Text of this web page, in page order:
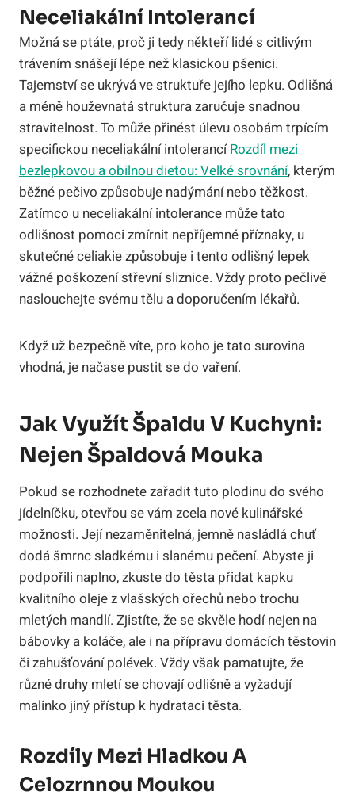
Neceliakální Intolerancí
Možná se ptáte, proč ji tedy někteří lidé s citlivým
trávením snášejí lépe než klasickou pšenici.
Tajemství se ukrývá ve struktuře jejího lepku. Odlišná
a méně houževnatá struktura zaručuje snadnou
stravitelnost. To může přinést úlevu osobám trpícím
specifickou neceliakální intolerancíRozdíl mezi
bezlepkovou a obilnou dietou: Velké srovnání, kterým
běžné pečivo způsobuje nadýmání nebo těžkost.
Zatímco u neceliakální intolerance může tato
odlišnost pomoci zmírnit nepříjemné příznaky, u
skutečné celiakie způsobuje i tento odlišný lepek
vážné poškození střevní sliznice. Vždy proto pečlivě
naslouchejte svému tělu a doporučením lékařů.
Když už bezpečně víte, pro koho je tato surovina
vhodná, je načase pustit se do vaření.
Jak Využít Špaldu V Kuchyni:
Nejen Špaldová Mouka
Pokud se rozhodnete zařadit tuto plodinu do svého
jídelníčku, otevřou se vám zcela nové kulinářské
možnosti. Její nezaměnitelná, jemně nasládlá chuť
dodá šmrnc sladkému i slanému pečení. Abyste ji
podpořili naplno, zkuste do těsta přidat kapku
kvalitního oleje z vlašských ořechů nebo trochu
mletých mandlí. Zjistíte, že se skvěle hodí nejen na
bábovky a koláče, ale i na přípravu domácích těstovin
či zahušťování polévek. Vždy však pamatujte, že
různé druhy mletí se chovají odlišně a vyžadují
malinko jiný přístup k hydrataci těsta.
Rozdíly Mezi Hladkou A
Celozrnnou Moukou